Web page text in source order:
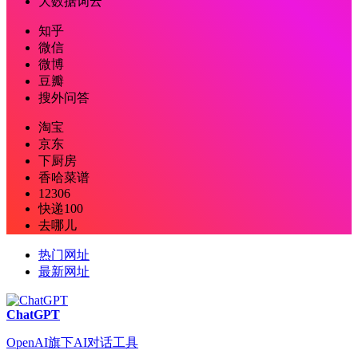
知乎
微信
微博
豆瓣
搜外问答
淘宝
京东
下厨房
香哈菜谱
12306
快递100
去哪儿
热门网址
最新网址
ChatGPT
OpenAI旗下AI对话工具